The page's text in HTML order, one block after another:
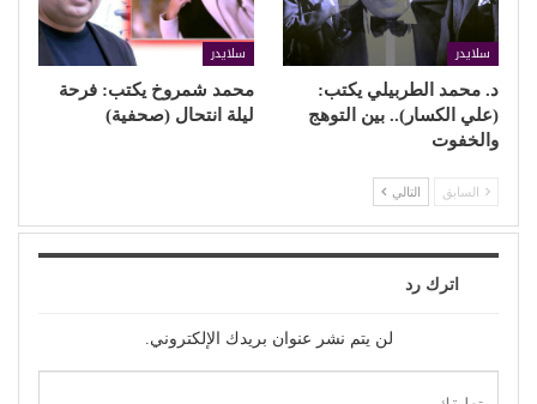
سلايدر
د. محمد الطربيلي يكتب:
(علي الكسار).. بين التوهج
والخفوت
سلايدر
محمد شمروخ يكتب: فرحة
ليلة انتحال (صحفية)
السابق التالي
اترك رد
لن يتم نشر عنوان بريدك الإلكتروني.